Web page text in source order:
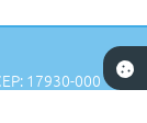
17930-000